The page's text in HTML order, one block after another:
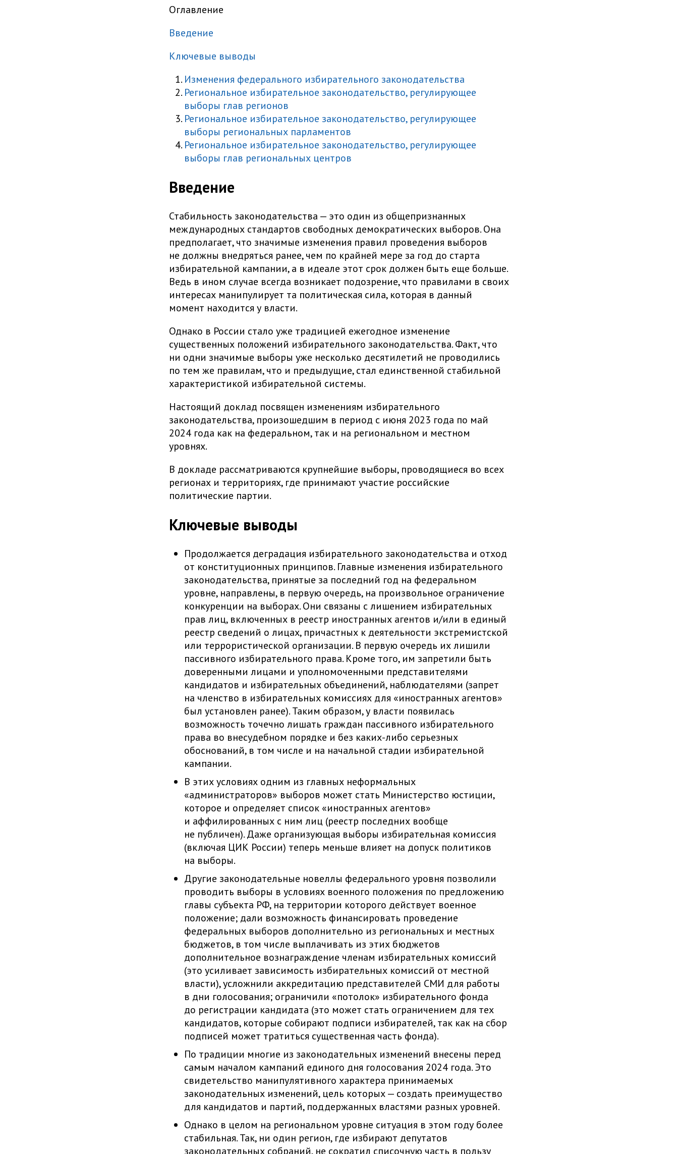
Оглавление
Введение
Ключевые выводы
Изменения федерального избирательного законодательства
Региональное избирательное законодательство, регулирующее
выборы глав регионов
Региональное избирательное законодательство, регулирующее
выборы региональных парламентов
Региональное избирательное законодательство, регулирующее
выборы глав региональных центров
Введение
Стабильность законодательства — это один из общепризнанных
международных стандартов свободных демократических выборов. Она
предполагает, что значимые изменения правил проведения выборов
не должны внедряться ранее, чем по крайней мере за год до старта
избирательной кампании, а в идеале этот срок должен быть еще больше.
Ведь в ином случае всегда возникает подозрение, что правилами в своих
интересах манипулирует та политическая сила, которая в данный
момент находится у власти.
Однако в России стало уже традицией ежегодное изменение
существенных положений избирательного законодательства. Факт, что
ни одни значимые выборы уже несколько десятилетий не проводились
по тем же правилам, что и предыдущие, стал единственной стабильной
характеристикой избирательной системы.
Настоящий доклад посвящен изменениям избирательного
законодательства, произошедшим в период с июня 2023 года по май
2024 года как на федеральном, так и на региональном и местном
уровнях.
В докладе рассматриваются крупнейшие выборы, проводящиеся во всех
регионах и территориях, где принимают участие российские
политические партии.
Ключевые выводы
Продолжается деградация избирательного законодательства и отход
от конституционных принципов. Главные изменения избирательного
законодательства, принятые за последний год на федеральном
уровне, направлены, в первую очередь, на произвольное ограничение
конкуренции на выборах. Они связаны с лишением избирательных
прав лиц, включенных в реестр иностранных агентов и/или в единый
реестр сведений о лицах, причастных к деятельности экстремистской
или террористической организации. В первую очередь их лишили
пассивного избирательного права. Кроме того, им запретили быть
доверенными лицами и уполномоченными представителями
кандидатов и избирательных объединений, наблюдателями (запрет
на членство в избирательных комиссиях для «иностранных агентов»
был установлен ранее). Таким образом, у власти появилась
возможность точечно лишать граждан пассивного избирательного
права во внесудебном порядке и без каких-либо серьезных
обоснований, в том числе и на начальной стадии избирательной
кампании.
В этих условиях одним из главных неформальных
«администраторов» выборов может стать Министерство юстиции,
которое и определяет список «иностранных агентов»
и аффилированных с ним лиц (реестр последних вообще
не публичен). Даже организующая выборы избирательная комиссия
(включая ЦИК России) теперь меньше влияет на допуск политиков
на выборы.
Другие законодательные новеллы федерального уровня позволили
проводить выборы в условиях военного положения по предложению
главы субъекта РФ, на территории которого действует военное
положение; дали возможность финансировать проведение
федеральных выборов дополнительно из региональных и местных
бюджетов, в том числе выплачивать из этих бюджетов
дополнительное вознаграждение членам избирательных комиссий
(это усиливает зависимость избирательных комиссий от местной
власти), усложнили аккредитацию представителей СМИ для работы
в дни голосования; ограничили «потолок» избирательного фонда
до регистрации кандидата (это может стать ограничением для тех
кандидатов, которые собирают подписи избирателей, так как на сбор
подписей может тратиться существенная часть фонда).
По традиции многие из законодательных изменений внесены перед
самым началом кампаний единого дня голосования 2024 года. Это
свидетельство манипулятивного характера принимаемых
законодательных изменений, цель которых — создать преимущество
для кандидатов и партий, поддержанных властями разных уровней.
Однако в целом на региональном уровне ситуация в этом году более
стабильная. Так, ни один регион, где избирают депутатов
законодательных собраний, не сократил списочную часть в пользу